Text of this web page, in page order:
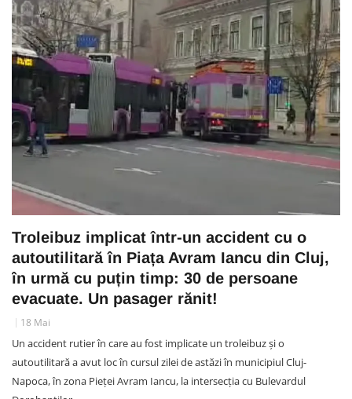
Troleibuz implicat într-un accident cu o
autoutilitară în Piața Avram Iancu din Cluj,
în urmă cu puțin timp: 30 de persoane
evacuate. Un pasager rănit!
18 Mai
Un accident rutier în care au fost implicate un troleibuz și o
autoutilitară a avut loc în cursul zilei de astăzi în municipiul Cluj-
Napoca, în zona Pieței Avram Iancu, la intersecția cu Bulevardul